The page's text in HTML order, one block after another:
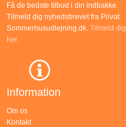
Få de bedste tilbud i din indbakke.
Tilmeld dig nyhedsbrevet fra Privat
Sommerhusudlejning.dk.Tilmeld dig
her.
Information
Om os
Kontakt